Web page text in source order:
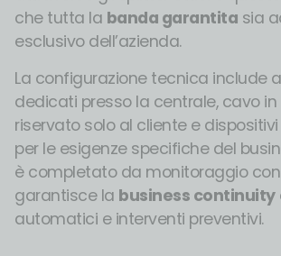
che tutta la banda garantita sia
esclusivo dell’azienda.
La configurazione tecnica include
dedicati presso la centrale, cavo
riservato solo al cliente e
per le esigenze specifiche del
è completato da monitoraggio
garantisce la business continuity
automatici e interventi preventivi.